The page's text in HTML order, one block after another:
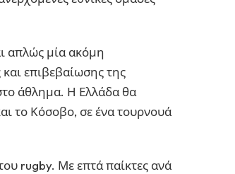
απλώς μία ακόμη
και επιβεβαίωσης της
άθλημα. Η Ελλάδα θα
το Κόσοβο, σε ένα τουρνουά
rugby. Με επτά παίκτες ανά